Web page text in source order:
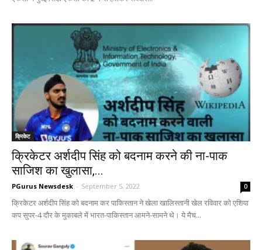
क्रिकेट
क्रिकेटर अर्शदीप सिंह को बदनाम करने की ना-पाक
साजिश का खुलासा,...
PGurus Newsdesk - September 5, 2022 0
क्रिकेटर अर्शदीप सिंह को बदनाम कर पाकिस्तान ने खेला खालिस्तानी खेल रविवार को एशिया
कप सुपर-4 दौर के मुकाबले में भारत-पाकिस्तान आमने-सामने थे। ये मैच...